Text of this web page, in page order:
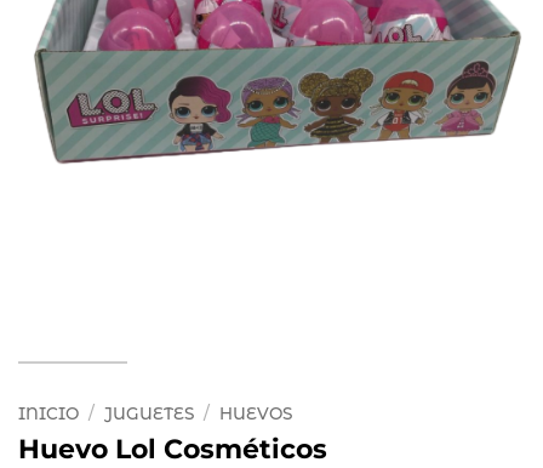
INICIO / JUGUETES / HUEVOS
Huevo Lol Cosméticos